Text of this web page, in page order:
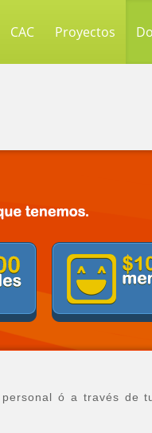
CAC Proyectos
ó a través de